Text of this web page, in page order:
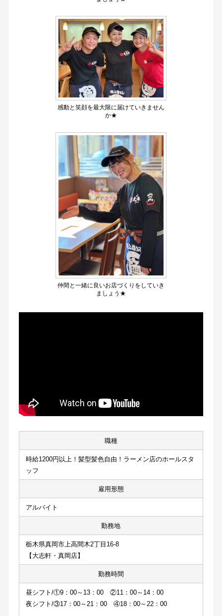
感動と笑顔を最大限に届けていきません
か★
仲間と一緒に良いお店づくりをしていき
ましょう★
職種
時給1200円以上！髪型髪色自由！ラーメン店のホールスタ
ッフ
雇用形態
アルバイト
勤務地
栃木県真岡市上高間木2丁目16-8
【大志軒・真岡店】
勤務時間
昼シフト/①9：00～13：00　②11：00～14：00
夜シフト/③17：00～21：00　④18：00～22：00